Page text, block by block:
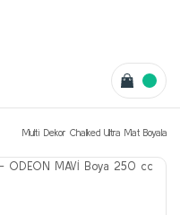
Multi Dekor Chalked Ultra Mat Boyaları